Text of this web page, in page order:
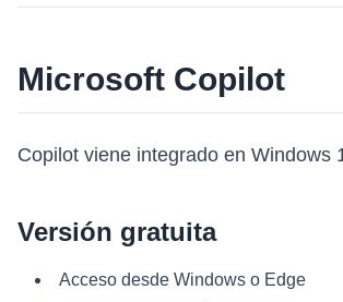
Microsoft Copilot
Copilot viene integrado en Windows
Versión gratuita
Acceso desde Windows o Edge